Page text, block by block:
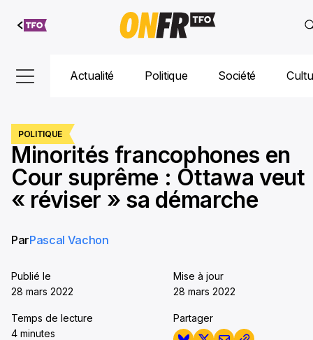
Aller au
contenu
Actualité Politique Société
POLITIQUE
Minorités francophones en
Cour suprême : Ottawa veut
« réviser » sa démarche
ParPascal Vachon
Publié le
28 mars 2022
Mise à jour
28 mars 2022
Temps de lecture
4 minutes
Partager